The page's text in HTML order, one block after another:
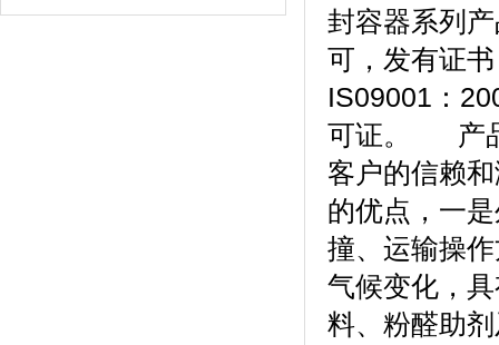
封容器系列
可，发有证
IS09001：
可证。 产品
客户的信赖
的优点，一
撞、运输操
气候变化，
料、粉醛助